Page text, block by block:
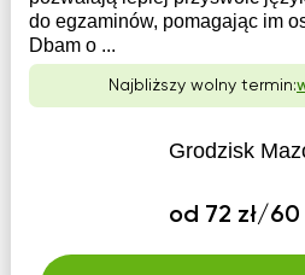
do egzaminów, pomagając im
Dbam o ...
Najbliższy wolny termin:
Grodzisk
od 72 zł/60